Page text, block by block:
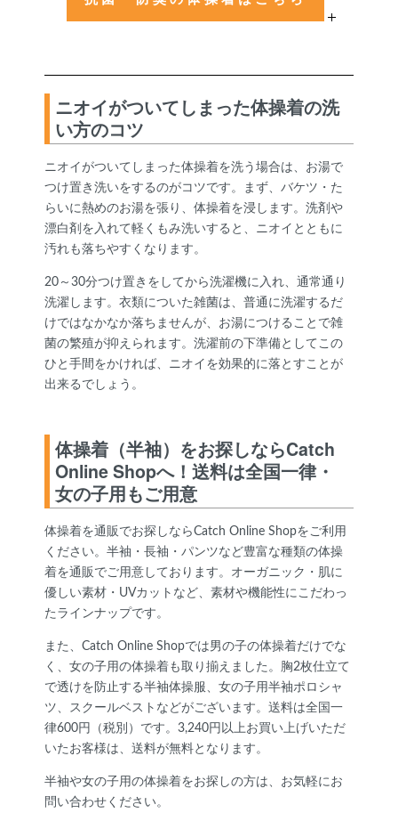
ニオイがついてしまった体操着の洗
い方のコツ
ニオイがついてしまった体操着を洗う場合は、お湯で
つけ置き洗いをするのがコツです。まず、バケツ・た
らいに熱めのお湯を張り、体操着を浸します。洗剤や
漂白剤を入れて軽くもみ洗いすると、ニオイとともに
汚れも落ちやすくなります。
20～30分つけ置きをしてから洗濯機に入れ、通常通り
洗濯します。衣類についた雑菌は、普通に洗濯するだ
けではなかなか落ちませんが、お湯につけることで雑
菌の繁殖が抑えられます。洗濯前の下準備としてこの
ひと手間をかければ、ニオイを効果的に落とすことが
出来るでしょう。
体操着（半袖）をお探しならCatch
Online Shopへ！送料は全国一律・
女の子用もご用意
体操着を通販でお探しならCatch Online Shopをご利用
ください。半袖・長袖・パンツなど豊富な種類の体操
着を通販でご用意しております。オーガニック・肌に
優しい素材・UVカットなど、素材や機能性にこだわっ
たラインナップです。
また、Catch Online Shopでは男の子の体操着だけでな
く、女の子用の体操着も取り揃えました。胸2枚仕立て
で透けを防止する半袖体操服、女の子用半袖ポロシャ
ツ、スクールベストなどがございます。送料は全国一
律600円（税別）です。3,240円以上お買い上げいただ
いたお客様は、送料が無料となります。
半袖や女の子用の体操着をお探しの方は、お気軽にお
問い合わせください。